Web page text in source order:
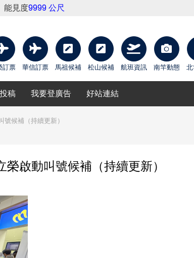
能見度9999 公尺
訂票 華信訂票 馬祖候補 松山候補 航班資訊 南竿動態
稿 我要登廣告 好站連結
候補（持續更新）
啟動叫號候補（持續更新）